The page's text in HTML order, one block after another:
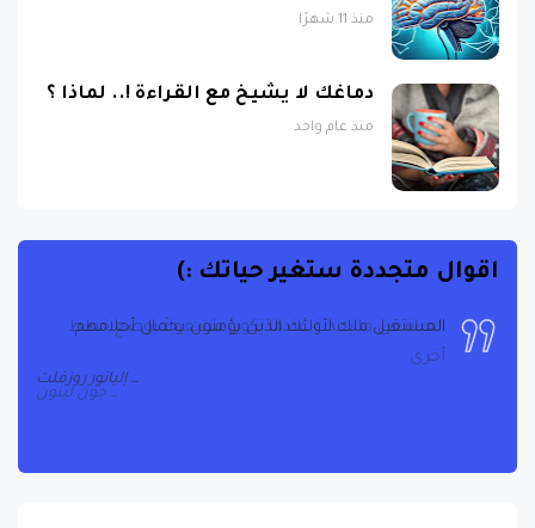
منذ 11 شهرًا
دماغك لا يشيخ مع القراءة !.. لماذا ؟
منذ عام واحد
اقوال متجددة ستغير حياتك :)
الحياة هي ما يحدث عندما تكون مشغولاً بوضع خطط
أخرى
جون لينون